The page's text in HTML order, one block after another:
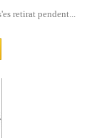
retirat pendent...